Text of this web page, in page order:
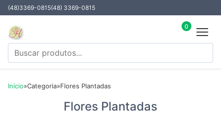
(48)3369-0815(48) 3369-0815
0
Início»Categoria»Flores Plantadas
Flores Plantadas